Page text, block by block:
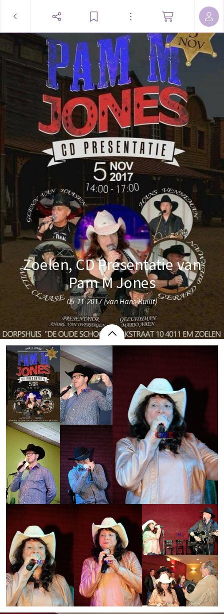
Zoelen, CD Presentatie van
Pam M Jones
05-11-2017 (van Hans Bullit)